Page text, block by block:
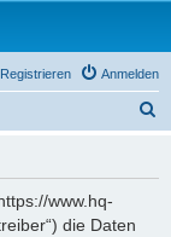
Anmelden
Registrieren
www.hq-
die Daten